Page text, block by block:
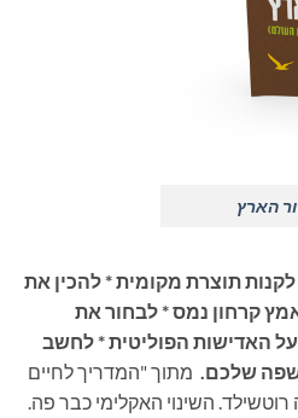
הארץ
תוצרת מקומית * להכין את
קרחון נמס * לבחור את
האדישות הפוליטית * לחשב
שלכם. מתוך "המדריך לחיים
השינוי האקלימי כבר פה.